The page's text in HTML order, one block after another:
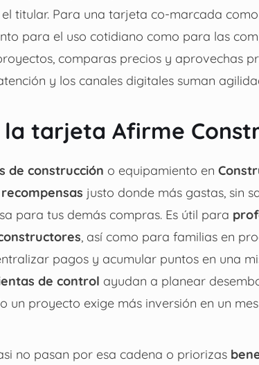
titular. Para una tarjeta co-marcada
para el uso cotidiano como para las
comparas precios y aprovechas
y los canales digitales suman
la tarjeta Afirme
de construcción o equipamiento en
justo donde más gastas, sin
para tus demás compras. Es útil para
, así como para familias en
pagos y acumular puntos en una
de control ayudan a planear
un proyecto exige más inversión en un
no pasan por esa cadena o priorizas